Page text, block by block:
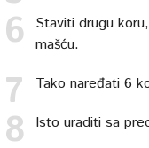
Staviti drugu
mašću.
Tako naređati 6
Isto uraditi sa